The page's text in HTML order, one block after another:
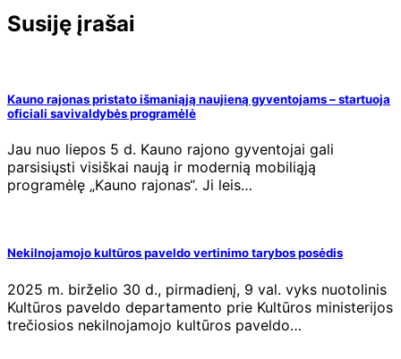
Susiję įrašai
Kauno rajonas pristato išmaniąją naujieną gyventojams – startuoja
oficiali savivaldybės programėlė
Jau nuo liepos 5 d. Kauno rajono gyventojai gali
parsisiųsti visiškai naują ir modernią mobiliąją
programėlę „Kauno rajonas“. Ji leis…
Nekilnojamojo kultūros paveldo vertinimo tarybos posėdis
2025 m. birželio 30 d., pirmadienį, 9 val. vyks nuotolinis
Kultūros paveldo departamento prie Kultūros ministerijos
trečiosios nekilnojamojo kultūros paveldo…